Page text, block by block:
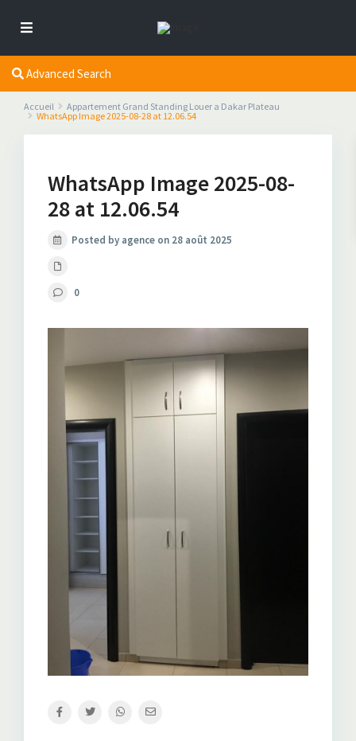
Advanced Search
Accueil
Appartement Grand Standing Louer a Dakar Plateau
WhatsApp Image 2025-08-28 at 12.06.54
WhatsApp Image 2025-08-
28 at 12.06.54
Posted by agence on 28 août 2025
0